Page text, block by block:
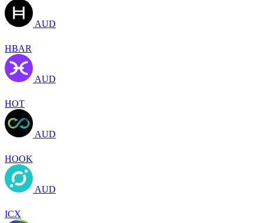
AUD
HBAR
AUD
HOT
AUD
HOOK
AUD
ICX